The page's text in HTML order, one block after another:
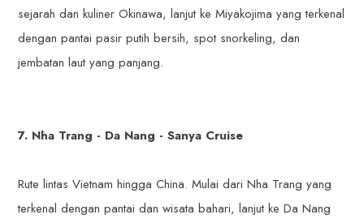
sejarah dan kuliner Okinawa, lanjut ke Miyakojima yang terkenal
dengan pantai pasir putih bersih, spot snorkeling, dan
jembatan laut yang panjang.
7. Nha Trang - Da Nang - Sanya Cruise
Rute lintas Vietnam hingga China. Mulai dari Nha Trang yang
terkenal dengan pantai dan wisata bahari, lanjut ke Da Nang